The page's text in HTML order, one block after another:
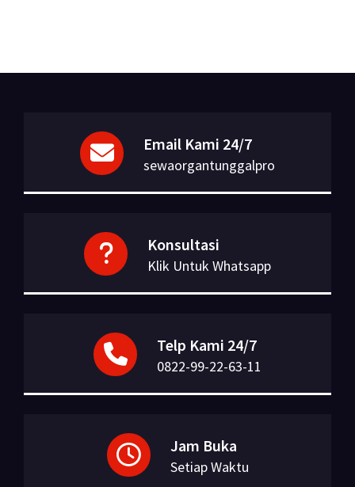
Email Kami 24/7
sewaorgantunggalpro
Konsultasi
Klik Untuk Whatsapp
Telp Kami 24/7
0822-99-22-63-11
Jam Buka
Setiap Waktu